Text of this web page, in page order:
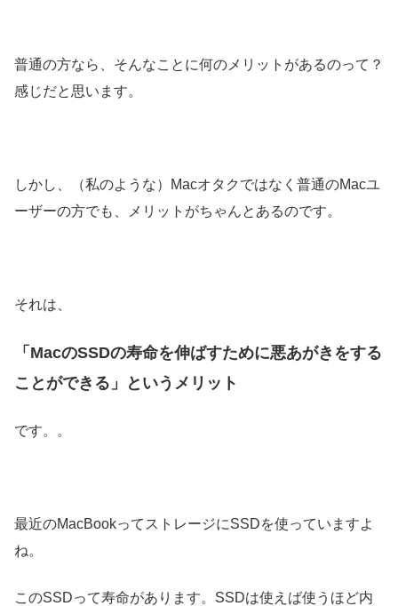
普通の方なら、そんなことに何のメリットがあるのって？
感じだと思います。
しかし、（私のような）Macオタクではなく普通のMacユ
ーザーの方でも、メリットがちゃんとあるのです。
それは、
「MacのSSDの寿命を伸ばすために悪あがきをする
ことができる」というメリット
です。。
最近のMacBookってストレージにSSDを使っていますよ
ね。
このSSDって寿命があります。SSDは使えば使うほど内